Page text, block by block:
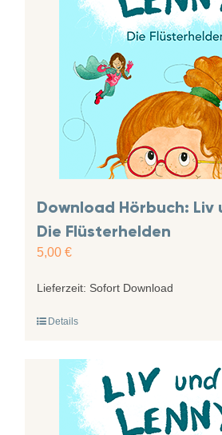
Download Hörbuch: Liv
Die Flüsterhelden
5,00 €
Lieferzeit: Sofort Download
Details